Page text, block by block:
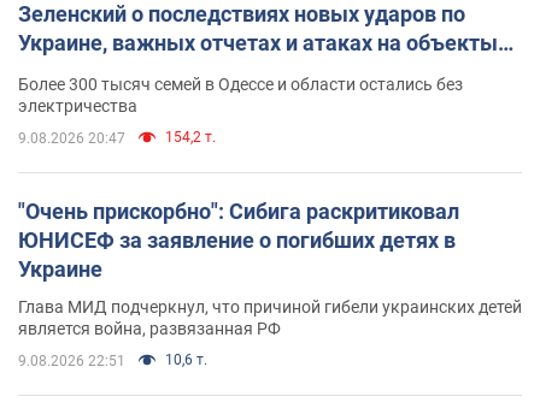
Зеленский о последствиях новых ударов по
Украине, важных отчетах и атаках на объекты
противника. Видео
Более 300 тысяч семей в Одессе и области остались без
электричества
9.08.2026 20:47 154,2 т.
"Очень прискорбно": Сибига раскритиковал
ЮНИСЕФ за заявление о погибших детях в
Украине
Глава МИД подчеркнул, что причиной гибели украинских детей
является война, развязанная РФ
9.08.2026 22:51 10,6 т.